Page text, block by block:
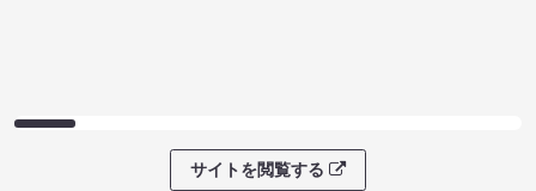
サイトを閲覧する